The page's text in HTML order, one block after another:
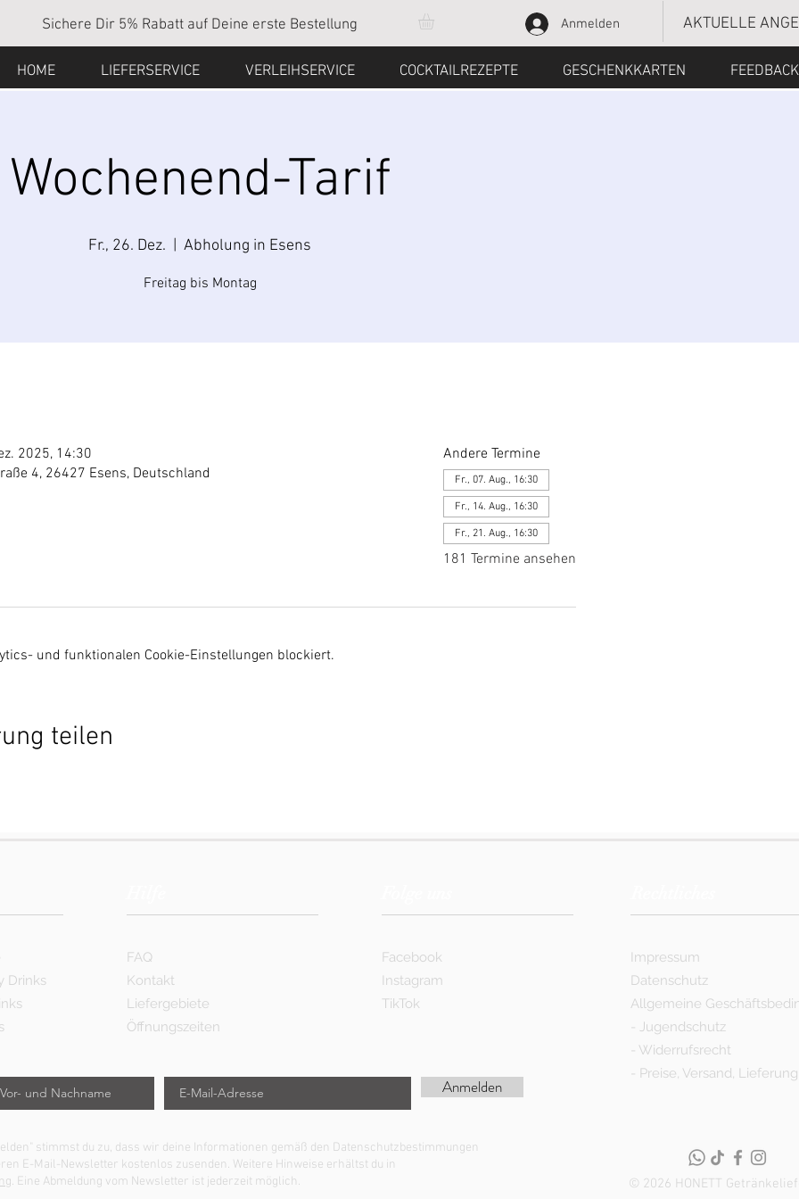
Sichere Dir 5% Rabatt auf Deine erste Bestellung Anmelden AKTUELLE
HOME LIEFERSERVICE VERLEIHSERVICE COCKTAILREZEPTE GESCHENKKARTEN FEEDBACK
Wochenend-Tarif
Fr., 26. Dez. Abholung in Esens
Freitag bis Montag
2025, 14:30
4, 26427 Esens, Deutschland
Andere Termine
Fr., 07. Aug., 16:30
Fr., 14. Aug., 16:30
Fr., 21. Aug., 16:30
181 Termine ansehen
und funktionalen Cookie-Einstellungen blockiert.
teilen
Drinks
FAQ
Kontakt
Liefergebiete
Öffnungszeiten
Facebook
Instagram
TikTok
Impressum
Datenschutz
Allgemeine
Jugendschutz
Widerrufsrecht
Preise, Versand, Lieferung
stimmst du zu, dass wir deine Informationen gemäß den Datenschutzbestimmungen
E-Mail-Newsletter kostenlos zusenden. Weitere Hinweise erhältst du in
. Eine Abmeldung vom Newsletter ist jederzeit möglich. © 2026 HONETT
Anmelden